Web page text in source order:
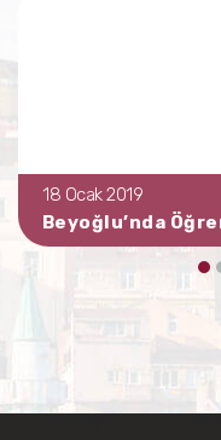
18 Ocak 2019
Beyoğlu’nda